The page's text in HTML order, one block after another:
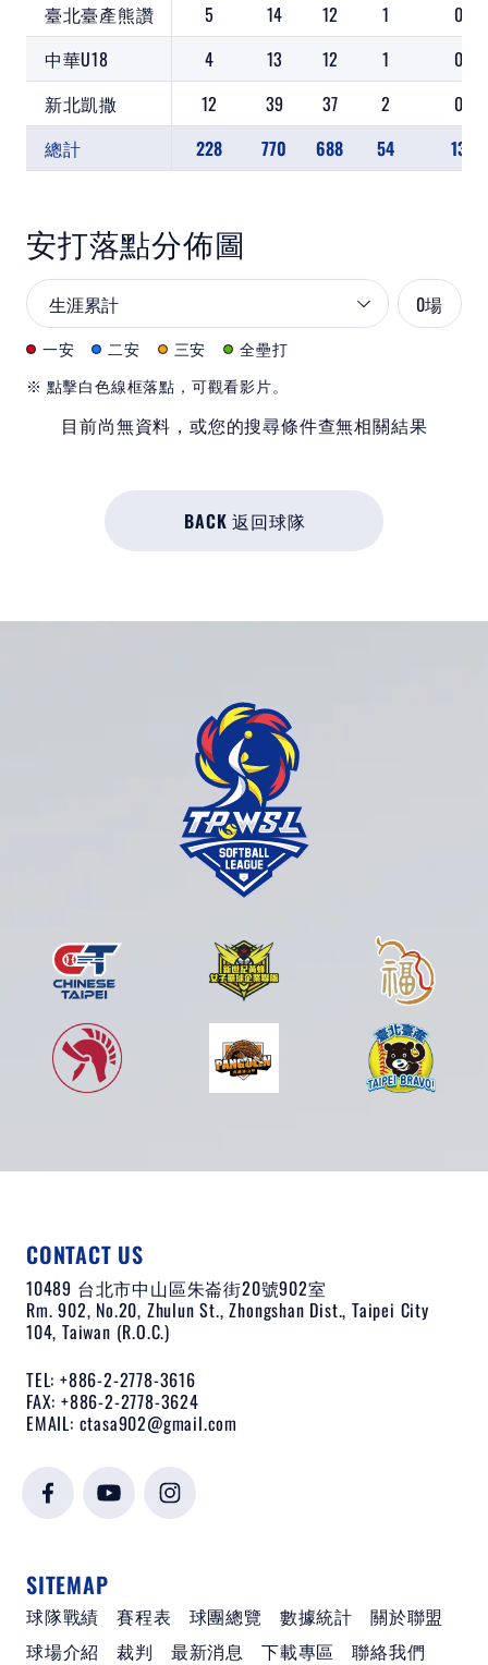
臺北臺產熊讚
5 14 12 1
0
中華U18
4 13 12 1
0
新北凱撒
12 39 37 2
0
總計
228 770 688 54 13
安打落點分佈圖
0場
一安 二安 三安
全壘打
※ 點擊白色線框落點，可觀看影片。
目前尚無資料，或您的搜尋條件查無相關結果
BACK 返回球隊
CONTACT US
10489 台北市中山區朱崙街20號902室
Rm. 902, No.20, Zhulun St., Zhongshan Dist., Taipei City
104, Taiwan (R.O.C.)
TEL: +886-2-2778-3616
FAX: +886-2-2778-3624
EMAIL: ctasa902@gmail.com
SITEMAP
球隊戰績 賽程表 球團總覽 數據統計
關於聯盟
球場介紹
裁判 最新消息 下載專區 聯絡我們